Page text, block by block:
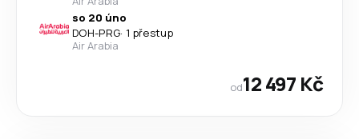
so 20 úno
DOH-PRG· 1 přestup
Air Arabia
od12 497 Kč